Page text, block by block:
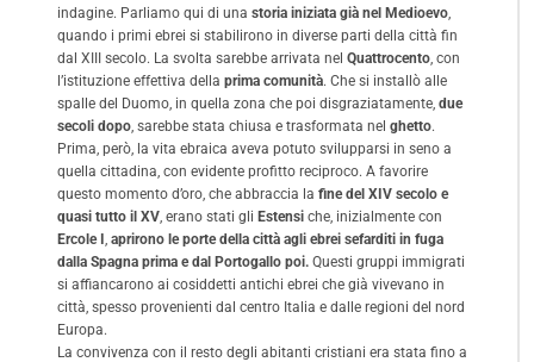
indagine. Parliamo qui di una storia iniziata già nel Medioevo
quando i primi ebrei si stabilirono in diverse parti della città fin
dal XIII secolo. La svolta sarebbe arrivata nel Quattrocento , con
l’istituzione effettiva della prima comunità. Che si installò alle
spalle del Duomo, in quella zona che poi disgraziatamente, due
secoli dopo , sarebbe stata chiusa e trasformata nel ghetto.
Prima, però, la vita ebraica aveva potuto svilupparsi in seno a
quella cittadina, con evidente profitto reciproco. A favorire
questo momento d’oro, che abbraccia la fine del XIV secolo e
quasi tutto il XV , erano stati gli Estensi che, inizialmente con
Ercole I aprirono le porte della città agli ebrei sefarditi in fuga
dalla Spagna prima e dal Portogallo poi. Questi gruppi immigrati
si affiancarono ai cosiddetti antichi ebrei che già vivevano in
città, spesso provenienti dal centro Italia e dalle regioni del nord
Europa.
La convivenza con il resto degli abitanti cristiani era stata fino a